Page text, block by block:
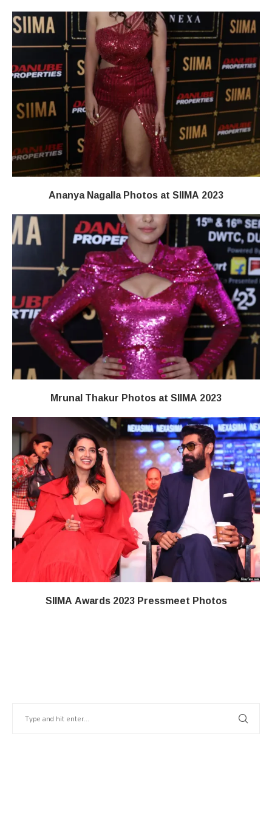
Ananya Nagalla Photos at SIIMA 2023
Mrunal Thakur Photos at SIIMA 2023
SIIMA Awards 2023 Pressmeet Photos